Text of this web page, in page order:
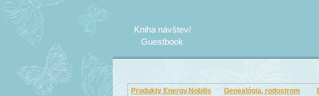
Kniha návštev/
Guestbook
Produkty Energy,Nobilis Genealógia, rodostrom